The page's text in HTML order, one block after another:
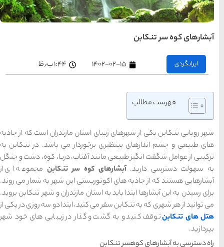
۱:۴۴ ب٫ظ
مازندران است که از جاذبه
می باشد. در تنکابن به
دریا، کوه، دشت و جنگل
سر تنکابن مجموعه ای از
این شهر به شمار می روند.
مازندران و شهر تنکابن بروید.
ابتدا دو سه روزی در یکی از
در زیبایی های خود شهر
های
تهران
کیش
هتل
شیراز
سفر به
شیراز
رزرو
هتل
های
قشم
راهنمای
سفر به
قشم
مشهد
راهنمای
سفر به
مشهد
رزرو
هتل
اصفهان
راهنمای
سفر به
اصفهان
رزرو هتل
تبریز
راهنمای
سفر به
تبریز
رزرو
هتل یزد
راهنمای
سفر به
یزد